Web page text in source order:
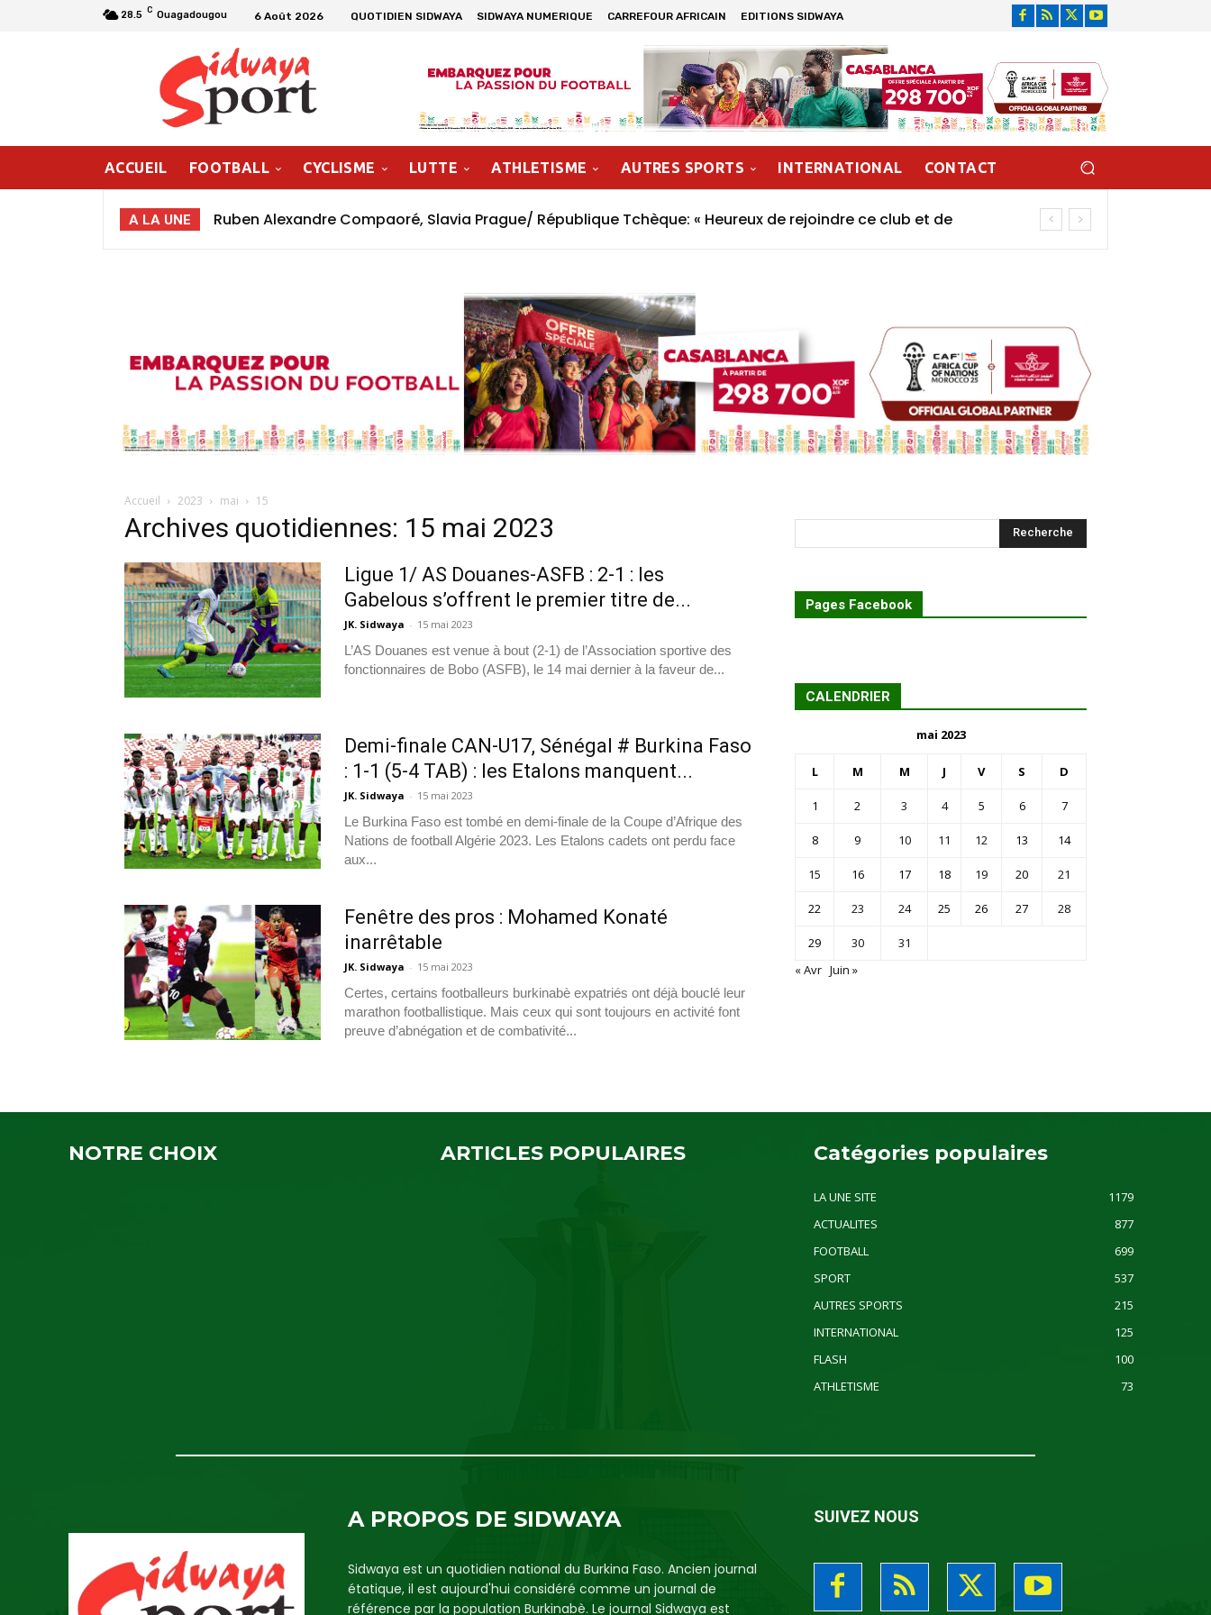
28.5 C Ouagadougou 6 Août 2026 QUOTIDIEN SIDWAYA SIDWAYA NUMERIQUE CARREFOUR AFRICAIN EDITIONS SIDWAYA
ACCUEIL FOOTBALL CYCLISME LUTTE ATHLETISME AUTRES SPORTS INTERNATIONAL CONTACT
A LA UNE
Ruben Alexandre Compaoré, Slavia Prague/ République Tchèque: « Heureux de rejoindre ce club et de
Accueil 2023 mai 15
Archives quotidiennes: 15 mai 2023
Ligue 1/ AS Douanes-ASFB : 2-1 : les
Gabelous s’offrent le premier titre de...
JK. Sidwaya - 15 mai 2023
L’AS Douanes est venue à bout (2-1) de l’Association sportive des
fonctionnaires de Bobo (ASFB), le 14 mai dernier à la faveur de...
Demi-finale CAN-U17, Sénégal # Burkina Faso
: 1-1 (5-4 TAB) : les Etalons manquent...
JK. Sidwaya - 15 mai 2023
Le Burkina Faso est tombé en demi-finale de la Coupe d’Afrique des
Nations de football Algérie 2023. Les Etalons cadets ont perdu face
aux...
Fenêtre des pros : Mohamed Konaté
inarrêtable
JK. Sidwaya - 15 mai 2023
Certes, certains footballeurs burkinabè expatriés ont déjà bouclé leur
marathon footballistique. Mais ceux qui sont toujours en activité font
preuve d’abnégation et de combativité...
Pages Facebook
CALENDRIER
mai 2023
L M M J V S D
1 2 3 4 5 6 7
8 9 10 11 12 13 14
15 16 17 18 19 20 21
22 23 24 25 26 27 28
29 30
31
« Avr Juin »
NOTRE CHOIX ARTICLES POPULAIRES Catégories populaires
LA UNE SITE
1179
ACTUALITES
877
FOOTBALL
699
SPORT
537
AUTRES SPORTS
215
INTERNATIONAL
125
FLASH
100
ATHLETISME
73
A PROPOS DE SIDWAYA
Sidwaya est un quotidien national du Burkina Faso. Ancien journal
étatique, il est aujourd'hui considéré comme un journal de
référence par la population Burkinabè. Le journal Sidwaya est
SUIVEZ NOUS